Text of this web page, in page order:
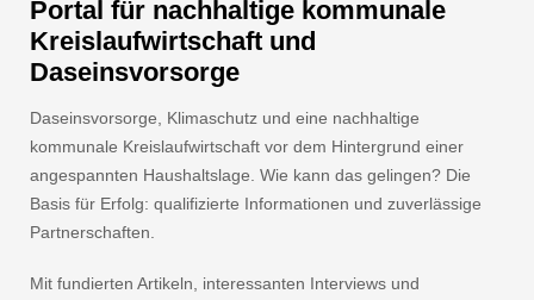
Portal für nachhaltige kommunale
Kreislaufwirtschaft und
Daseinsvorsorge
Daseinsvorsorge, Klimaschutz und eine nachhaltige
kommunale Kreislaufwirtschaft vor dem Hintergrund einer
angespannten Haushaltslage. Wie kann das gelingen? Die
Basis für Erfolg: qualifizierte Informationen und zuverlässige
Partnerschaften.
Mit fundierten Artikeln, interessanten Interviews und